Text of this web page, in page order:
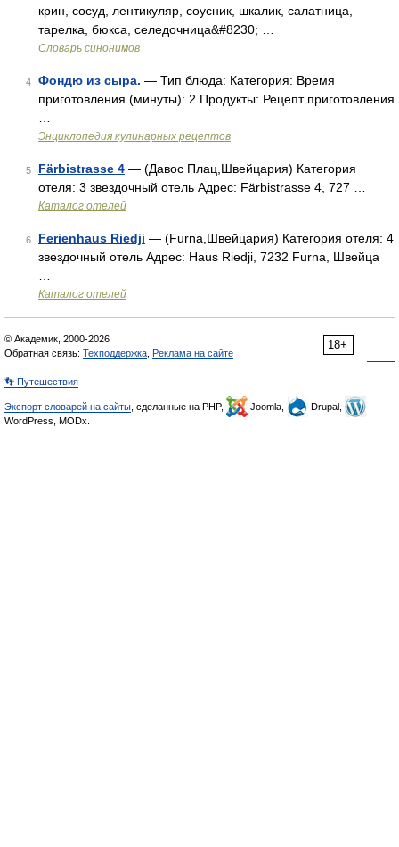
крин, сосуд, лентикуляр, соусник, шкалик, салатница,
тарелка, бюкса, селедочница&#8230; …
Словарь синонимов
4 Фондю из сыра. — Тип блюда: Категория: Время
приготовления (минуты): 2 Продукты: Рецепт приготовления
Энциклопедия кулинарных рецептов
5 Färbistrasse 4 — (Давос Плац,Швейцария) Категория
отеля: 3 звездочный отель Адрес: Färbistrasse 4, 727 …
Каталог отелей
6 Ferienhaus Riedji — (Furna,Швейцария) Категория отеля: 4
звездочный отель Адрес: Haus Riedji, 7232 Furna, Швейца
Каталог отелей
18+
© Академик, 2000-2026
Обратная связь: Техподдержка Реклама на сайте
👣 Путешествия
Экспорт словарей на сайты , сделанные на PHP, Joomla,
Drupal,
WordPress, MODx.